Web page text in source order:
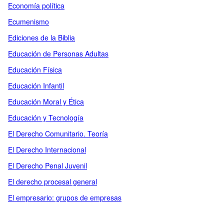
Economía política
Ecumenismo
Ediciones de la Biblia
Educación de Personas Adultas
Educación Física
Educación Infantil
Educación Moral y Ética
Educación y Tecnología
El Derecho Comunitario. Teoría
El Derecho Internacional
El Derecho Penal Juvenil
El derecho procesal general
El empresario: grupos de empresas